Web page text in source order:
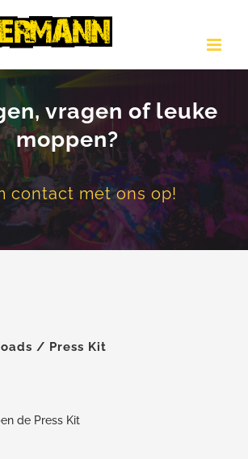
vragen of leuke
moppen?
contact met ons op!
/ Press Kit
de Press Kit